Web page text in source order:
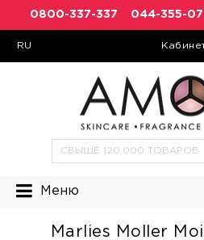
0800-337-337 044-355-
RU
Меню
Marlies Moller